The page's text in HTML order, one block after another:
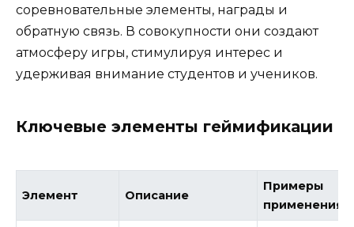
соревновательные элементы, награды и
обратную связь. В совокупности они создают
атмосферу игры, стимулируя интерес и
удерживая внимание студентов и учеников.
Ключевые элементы геймификации
Элемент Описание
Примеры
применения